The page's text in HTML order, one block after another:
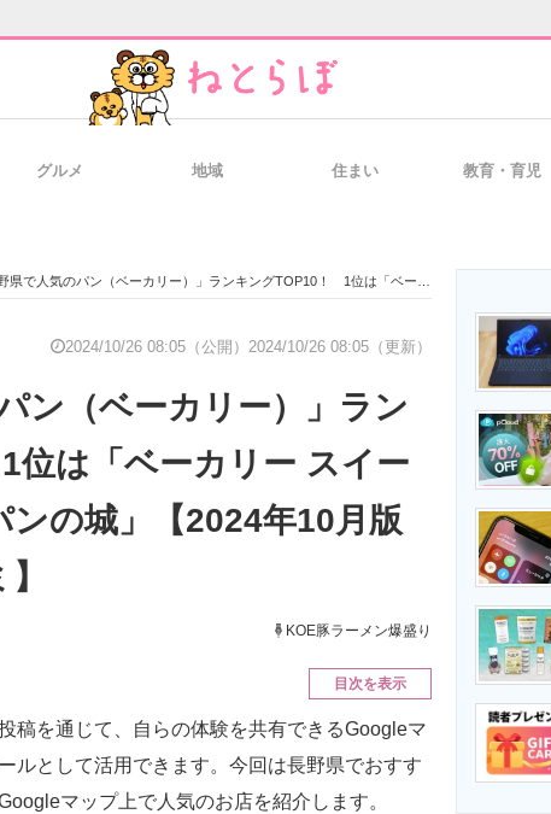
経営リーダーのコミュニティ
製造業のIT導入・活用を支援
イト エネルギーの専門メディア
グルメ 地域 住まい 教育・育児
で人気のパン（ベーカリー）」ランキングTOP10！ 1位は「ベーカリー スイート 並柳店 石窯焼パンの城」【2024年10月版／Googleクチコミ】
2024/10/26 08:05（公開） 2024/10/26 08:05（更新）
ン（ベーカリー）」ラン
は「ベーカリー スイー
ンの城」【2024年10月版
KOE豚ラーメン爆盛り
目次を表示
を通じて、自らの体験を共有できるGoogleマ
ルとして活用できます。今回は長野県でおすす
マップ上で人気のお店を紹介します。